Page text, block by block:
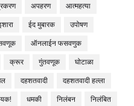
अपहरण
आत्महत्या
ईद मुबारक
उपोषण
ऑनलाईन फसवणुक
क्रूर गुंतवणूक
घोटाळा
दहशतवादी
दहशतवादी हल्ला
धमकी निलंबन
निलंबित